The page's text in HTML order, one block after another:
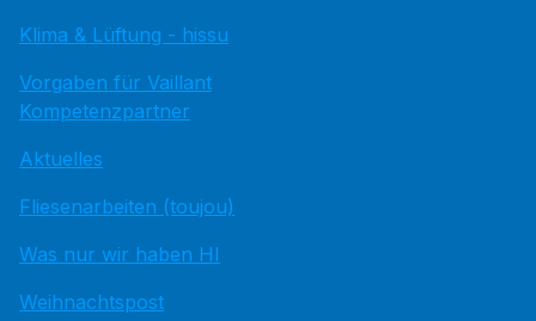
Klima & Lüftung - hissu
Vorgaben für Vaillant
Kompetenzpartner
Aktuelles
Fliesenarbeiten (toujou)
Was nur wir haben HI
Weihnachtspost